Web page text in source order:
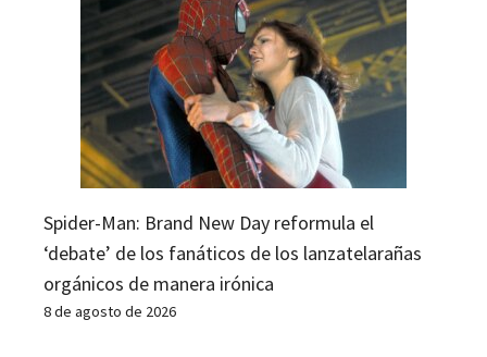
Spider-Man: Brand New Day reformula el
‘debate’ de los fanáticos de los lanzatelarañas
orgánicos de manera irónica
8 de agosto de 2026